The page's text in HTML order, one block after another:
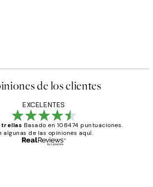
de los clientes
EXCELENTES
Basado en 108474 puntuaciones.
algunas de las opiniones aquí.